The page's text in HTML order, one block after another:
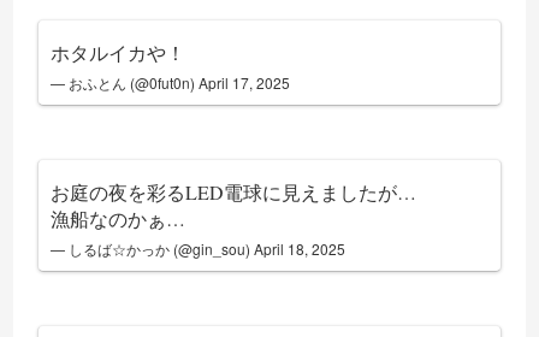
ホタルイカや！
— おふとん (@0fut0n)April 17, 2025
お庭の夜を彩るLED電球に見えましたが…
漁船なのかぁ…
— しるば☆かっか (@gin_sou)April 18, 2025